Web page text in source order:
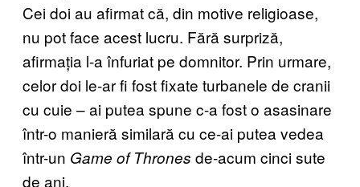
Cei doi au afirmat că, din motive religioase,
nu pot face acest lucru. Fără surpriză,
afirmația l-a înfuriat pe domnitor. Prin urmare,
celor doi le-ar fi fost fixate turbanele de cranii
cu cuie – ai putea spune c-a fost o asasinare
într-o manieră similară cu ce-ai putea vedea
într-un Game of Thrones de-acum cinci sute
de ani.